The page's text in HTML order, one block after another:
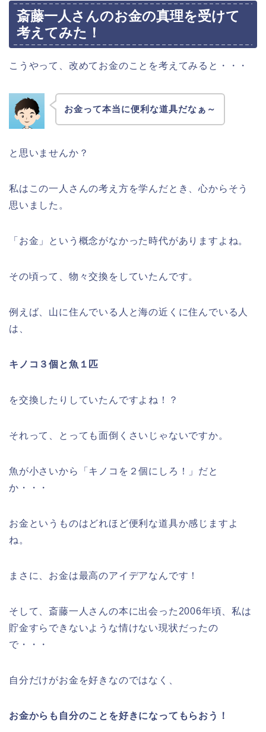
斎藤一人さんのお金の真理を受けて
考えてみた！
こうやって、改めてお金のことを考えてみると・・・
お金って本当に便利な道具だなぁ～
と思いませんか？
私はこの一人さんの考え方を学んだとき、心からそう
思いました。
「お金」という概念がなかった時代がありますよね。
その頃って、物々交換をしていたんです。
例えば、山に住んでいる人と海の近くに住んでいる人
は、
キノコ３個と魚１匹
を交換したりしていたんですよね！？
それって、とっても面倒くさいじゃないですか。
魚が小さいから「キノコを２個にしろ！」だと
か・・・
お金というものはどれほど便利な道具か感じますよ
ね。
まさに、お金は最高のアイデアなんです！
そして、斎藤一人さんの本に出会った2006年頃、私は
貯金すらできないような情けない現状だったの
で・・・
自分だけがお金を好きなのではなく、
お金からも自分のことを好きになってもらおう！